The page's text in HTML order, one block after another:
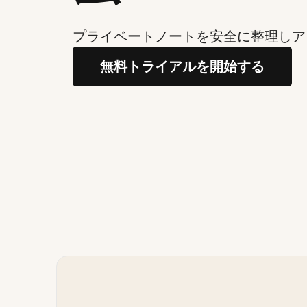
プライベートノートを安全に整理し
無料トライアルを開始する